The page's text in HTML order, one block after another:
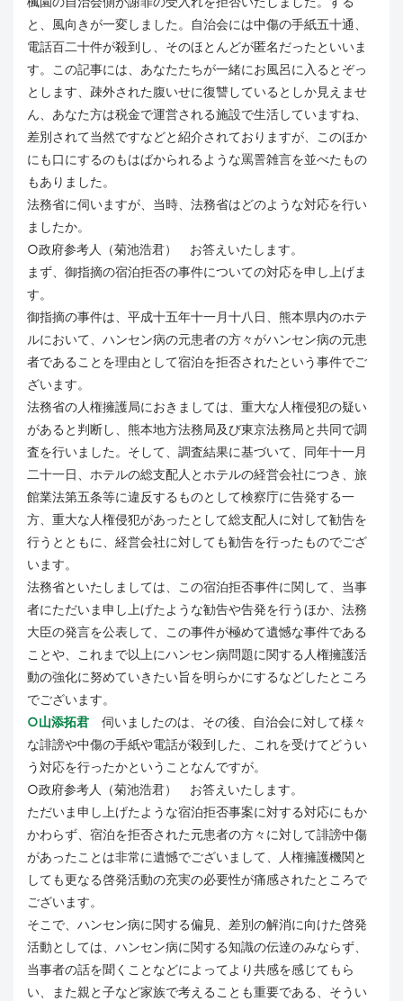
と、風向きが一変しました。自治会には中傷の手紙五十通、
電話百二十件が殺到し、そのほとんどが匿名だったといいま
す。この記事には、あなたたちが一緒にお風呂に入るとぞっ
とします、疎外された腹いせに復讐しているとしか見えませ
ん、あなた方は税金で運営される施設で生活していますね、
差別されて当然ですなどと紹介されておりますが、このほか
にも口にするのもはばかられるような罵詈雑言を並べたもの
もありました。
法務省に伺いますが、当時、法務省はどのような対応を行い
ましたか。
○政府参考人（菊池浩君） お答えいたします。
まず、御指摘の宿泊拒否の事件についての対応を申し上げま
す。
御指摘の事件は、平成十五年十一月十八日、熊本県内のホテ
ルにおいて、ハンセン病の元患者の方々がハンセン病の元患
者であることを理由として宿泊を拒否されたという事件でご
ざいます。
法務省の人権擁護局におきましては、重大な人権侵犯の疑い
があると判断し、熊本地方法務局及び東京法務局と共同で調
査を行いました。そして、調査結果に基づいて、同年十一月
二十一日、ホテルの総支配人とホテルの経営会社につき、旅
館業法第五条等に違反するものとして検察庁に告発する一
方、重大な人権侵犯があったとして総支配人に対して勧告を
行うとともに、経営会社に対しても勧告を行ったものでござ
います。
法務省といたしましては、この宿泊拒否事件に関して、当事
者にただいま申し上げたような勧告や告発を行うほか、法務
大臣の発言を公表して、この事件が極めて遺憾な事件である
ことや、これまで以上にハンセン病問題に関する人権擁護活
動の強化に努めていきたい旨を明らかにするなどしたところ
でございます。
○山添拓君 伺いましたのは、その後、自治会に対して様々
な誹謗や中傷の手紙や電話が殺到した、これを受けてどうい
う対応を行ったかということなんですが。
○政府参考人（菊池浩君） お答えいたします。
ただいま申し上げたような宿泊拒否事案に対する対応にもか
かわらず、宿泊を拒否された元患者の方々に対して誹謗中傷
があったことは非常に遺憾でございまして、人権擁護機関と
しても更なる啓発活動の充実の必要性が痛感されたところで
ございます。
そこで、ハンセン病に関する偏見、差別の解消に向けた啓発
活動としては、ハンセン病に関する知識の伝達のみならず、
当事者の話を聞くことなどによってより共感を感じてもら
い、また親と子など家族で考えることも重要である、そうい